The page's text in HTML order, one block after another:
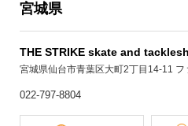
宮城県
THE STRIKE skate and
宮城県仙台市青葉区大町2丁目14-11
022-797-8804